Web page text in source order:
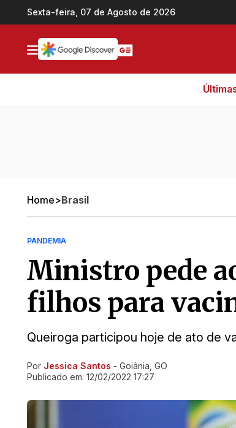
Ir direto pro conteúdo
Sexta-feira, 07 de Agosto de 2026
Home>Brasil
PANDEMIA
Ministro pede
filhos para
Queiroga participou hoje de ato de
Ir direto pra matéria
Por Jessica Santos - Goiânia, GO
Publicado em: 12/02/2022 17:27